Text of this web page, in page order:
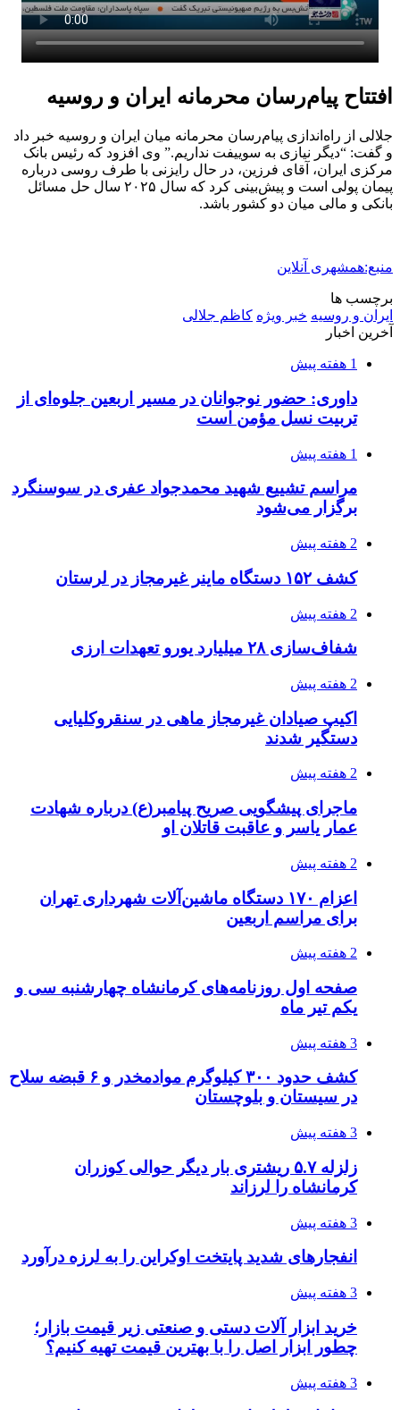
افتتاح پیام‌رسان محرمانه ایران و روسیه
جلالی از راه‌اندازی پیام‌رسان محرمانه میان ایران و روسیه خبر داد
و گفت: “دیگر نیازی به سوییفت نداریم.” وی افزود که رئیس بانک
مرکزی ایران، آقای فرزین، در حال رایزنی با طرف روسی درباره
پیمان پولی است و پیش‌بینی کرد که سال ۲۰۲۵ سال حل مسائل
بانکی و مالی میان دو کشور باشد.
منبع:همشهری آنلاین
برچسب ها
ایران و روسیه خبر ویژه کاظم جلالی
آخرین اخبار
1 هفته پیش
داوری: حضور نوجوانان در مسیر اربعین جلوه‌ای از
تربیت نسل مؤمن است
1 هفته پیش
مراسم تشییع شهید محمدجواد عفری در سوسنگرد
برگزار می‌شود
2 هفته پیش
کشف ۱۵۲ دستگاه ماینر غیرمجاز در لرستان
2 هفته پیش
شفاف‌سازی ۲۸ میلیارد یورو تعهدات ارزی
2 هفته پیش
اکیپ صیادان غیرمجاز ماهی در سنقروکلیایی
دستگیر شدند
2 هفته پیش
ماجرای پیشگویی صریح پیامبر(ع) درباره شهادت
عمار یاسر و عاقبت قاتلان او
2 هفته پیش
اعزام ۱۷۰ دستگاه ماشین‌آلات شهرداری تهران
برای مراسم اربعین
2 هفته پیش
صفحه اول روزنامه‌های کرمانشاه چهارشنبه سی و
یکم تیر ماه
3 هفته پیش
کشف حدود ۳۰۰ کیلوگرم موادمخدر و ۶ قبضه سلاح
در سیستان و بلوچستان
3 هفته پیش
زلزله ۵.۷ ریشتری بار دیگر حوالی کوزران
کرمانشاه را لرزاند
3 هفته پیش
انفجارهای شدید پایتخت اوکراین را به لرزه درآورد
3 هفته پیش
خرید ابزار آلات دستی و صنعتی زیر قیمت بازار؛
چطور ابزار اصل را با بهترین قیمت تهیه کنیم؟
3 هفته پیش